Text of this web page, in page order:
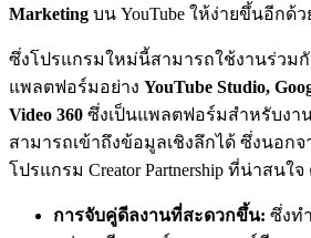
Marketing บน YouTube ให้ง่ายขึ้นอีกด้ว
ซึ่งโปรแกรมใหม่นี้สามารถใช้งานร่วม
แพลตฟอร์มอย่าง YouTube Studio,
Video 360 ซึ่งเป็นแพลตฟอร์มสำหรับง
สามารถเข้าถึงข้อมูลเชิงลึกได้ ซึ่งนอกจ
โปรแกรม Creator Partnership ที่น่าสนใจ
การจับคู่ดีลงานที่สะดวกขึ้น: ซึ่งท